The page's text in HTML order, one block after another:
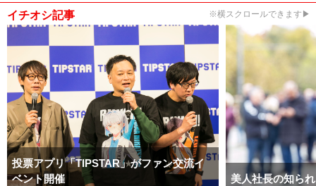
イチオシ記事 ※横スクロールできます▶
投票アプリ「TIPSTAR」がファン交流イ
ベント開催
美人社長の知ら